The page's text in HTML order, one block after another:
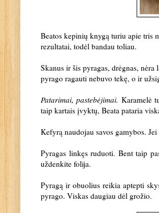
Beatos kepinių knygą turiu apie tris
rezultatai, todėl bandau toliau.
Skanus ir šis pyragas, drėgnas,
pyrago ragauti nebuvo tekę, o ir
Patarimai, pastebėjimai. Karamelė
taip kartais įvyktų, Beata pataria
Kefyrą naudojau savos gamybos.
Pyragas linkęs ruduoti. Bent taip
uždenkite folija.
Pyragą ir obuolius reikia aptepti
pyrago. Viskas daugiau dėl grožio.